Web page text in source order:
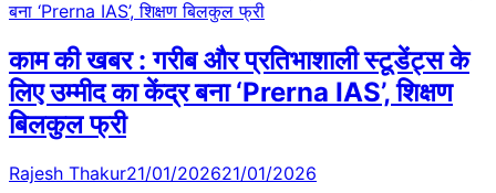
काम की खबर : गरीब और प्रतिभाशाली स्टूडेंट्स के
लिए उम्मीद का केंद्र बना ‘Prerna IAS’, शिक्षण
बिलकुल फ्री
Rajesh Thakur21/01/202621/01/2026